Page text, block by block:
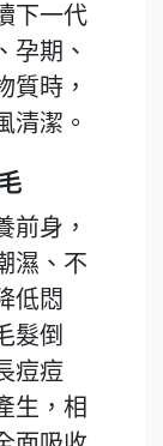
下一代
孕期、
質時，
清潔。
前身，
濕、不
低悶
髮倒
痘痘
生，相